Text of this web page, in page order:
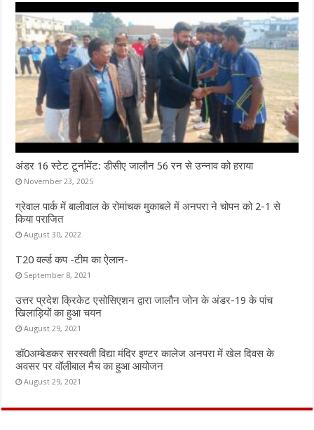
अंडर 16 स्टेट टूर्नामेंट: डीसीए जालौन 56 रन से उन्नाव को हराया
November 23, 2025
ग्रेवाल पार्क में बालीवाल के रोमांचक मुकाबले में अनपरा ने चोपन को 2-1 से
किया पराजित
August 30, 2022
T20 वर्ल्ड कप -टीम का ऐलान-
September 8, 2021
उत्तर प्रदेश क्रिकेट एसोसिएशन द्वारा जालौन जोन के अंडर-19 के पांच
खिलाड़ियों का हुआ चयन
August 29, 2021
डॉ0अम्बेडकर सरस्वती विद्या मंदिर इण्टर कालेज अनपरा में खेल दिवस के
अवसर पर वॉलीबाल मैच का हुआ आयोजन
August 29, 2021